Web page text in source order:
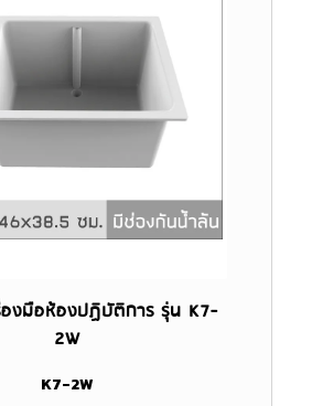
องมือห้องปฏิบัติการ รุ่น K7-
2W
K7-2W